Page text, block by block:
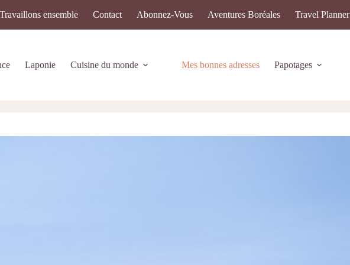
Travaillons ensemble Contact Abonnez-Vous Aventures Boréales Travel Planner
Laponie Cuisine du monde Mes bonnes adresses Papotages